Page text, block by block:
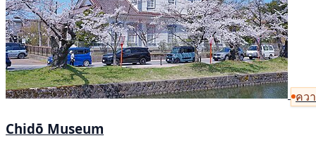
คว
Chidō Museum